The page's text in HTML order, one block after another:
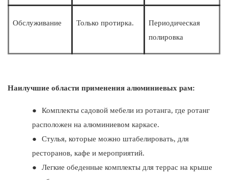
Обслуживание Только протирка.
Периодическая
полировка
Наилучшие области применения алюминиевых рам:
●
Комплекты садовой мебели из ротанга, где ротанг
расположен на алюминиевом каркасе.
●
Стулья, которые можно штабелировать, для
ресторанов, кафе и мероприятий.
●
Легкие обеденные комплекты для террас на крыше